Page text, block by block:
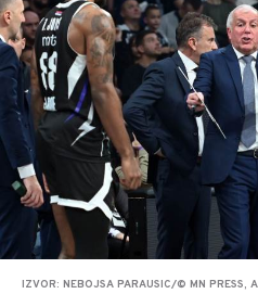
IZVOR: NEBOJSA PARAUSIC/© MN PRESS,